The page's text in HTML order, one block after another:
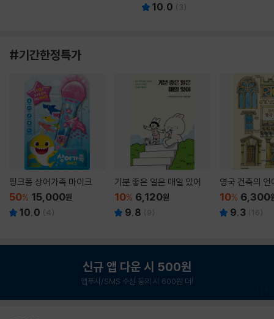
10.0 ( 3)
#기간한정특가
핑크퐁 상어가족 마이크
50% 15,000원
10.0 (4)
기분 좋은 일은 매일 있어
10% 6,120원
9.8 (9)
영국 건축의 언
10% 6,300
9.3 (16)
신규 앱 다운 시 500원
앱푸시/SMS 수신 동의 시 600원 더!